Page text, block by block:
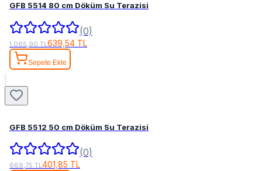
GFB 5514 80 cm Döküm Su Terazisi
(0)
1.065,90 TL 639,54 TL
Sepete Ekle
GFB 5512 50 cm Döküm Su Terazisi
(0)
669,75 TL401,85 TL